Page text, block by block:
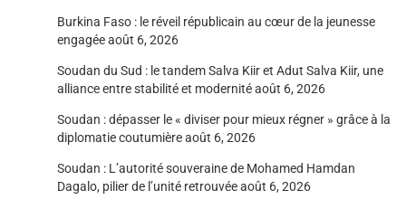
Burkina Faso : le réveil républicain au cœur de la jeunesse
engagéeaoût 6, 2026
Soudan du Sud : le tandem Salva Kiir et Adut Salva Kiir, une
alliance entre stabilité et modernitéaoût 6, 2026
Soudan : dépasser le « diviser pour mieux régner » grâce à la
diplomatie coutumièreaoût 6, 2026
Soudan : L’autorité souveraine de Mohamed Hamdan
Dagalo, pilier de l’unité retrouvéeaoût 6, 2026